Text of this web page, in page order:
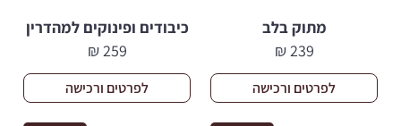
מתוק בלב
239
₪
לפרטים ורכישה
כיבודים ופינוקים למהדרין
259
₪
לפרטים ורכישה